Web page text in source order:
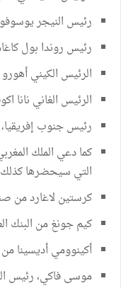
رئيس النيجر
رئيس روندا بول
الرئيس الكيني أهورو
الرئيس الغاني نانا
رئيس جنوب
كما دعي الملك
التي سيحضرها
كرستين لاغارد من
كيم جونغ من البنك
أكينوومي أديسينا من
موسى فاكي، رئيس